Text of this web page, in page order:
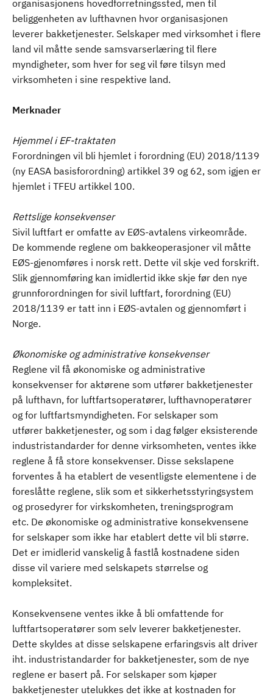
organisasjonens hovedforretningssted, men til
beliggenheten av lufthavnen hvor organisasjonen
leverer bakketjenester. Selskaper med virksomhet i flere
land vil måtte sende samsvarserlæring til flere
myndigheter, som hver for seg vil føre tilsyn med
virksomheten i sine respektive land.
Merknader
Hjemmel i EF-traktaten
Forordningen vil bli hjemlet i forordning (EU) 2018/1139
(ny EASA basisforordning) artikkel 39 og 62, som igjen er
hjemlet i TFEU artikkel 100.
Rettslige konsekvenser
Sivil luftfart er omfatte av EØS-avtalens virkeområde.
De kommende reglene om bakkeoperasjoner vil måtte
EØS-gjenomføres i norsk rett. Dette vil skje ved forskrift.
Slik gjennomføring kan imidlertid ikke skje før den nye
grunnforordningen for sivil luftfart, forordning (EU)
2018/1139 er tatt inn i EØS-avtalen og gjennomført i
Norge.
Økonomiske og administrative konsekvenser
Reglene vil få økonomiske og administrative
konsekvenser for aktørene som utfører bakketjenester
på lufthavn, for luftfartsoperatører, lufthavnoperatører
og for luftfartsmyndigheten. For selskaper som
utfører bakketjenester, og som i dag følger eksisterende
industristandarder for denne virksomheten, ventes ikke
reglene å få store konsekvenser. Disse sekslapene
forventes å ha etablert de vesentligste elementene i de
foreslåtte reglene, slik som et sikkerhetsstyringsystem
og prosedyrer for virkskomheten, treningsprogram
etc. De økonomiske og administrative konsekvensene
for selskaper som ikke har etablert dette vil bli større.
Det er imidlerid vanskelig å fastlå kostnadene siden
disse vil variere med selskapets størrelse og
kompleksitet.
Konsekvensene ventes ikke å bli omfattende for
luftfartsoperatører som selv leverer bakketjenester.
Dette skyldes at disse selskapene erfaringsvis alt driver
iht. industristandarder for bakketjenester, som de nye
reglene er basert på. For selskaper som kjøper
bakketjenester utelukkes det ikke at kostnaden for